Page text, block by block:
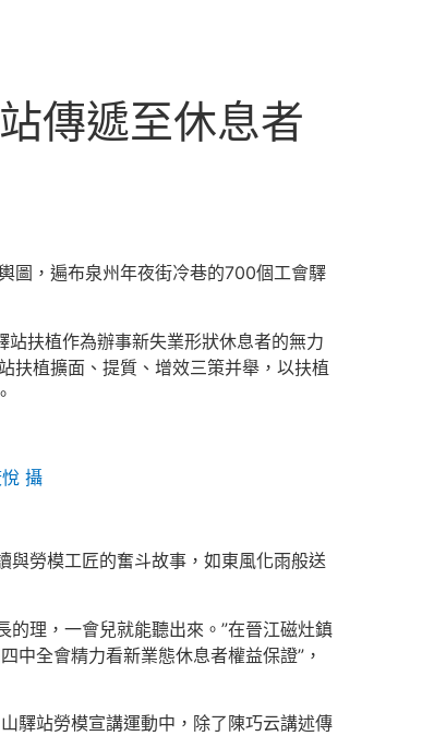
傳遞至休息者
圖，遍布泉州年夜街冷巷的700個工會驛
站扶植作為辦事新失業形狀休息者的無力
扶植擴面、提質、增效三策并舉，以扶植
攝
與勞模工匠的奮斗故事，如東風化雨般送
的理，一會兒就能聽出來。”在晉江磁灶鎮
中全會精力看新業態休息者權益保證”，
驛站勞模宣講運動中，除了陳巧云講述傳